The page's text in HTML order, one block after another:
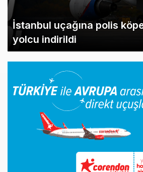
İstanbul uçağına polis
yolcu indirildi